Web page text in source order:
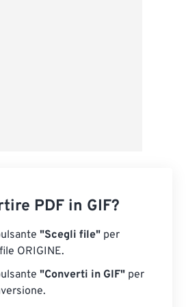
PDF in GIF?
"Scegli file" per
ORIGINE.
"Converti in GIF" per